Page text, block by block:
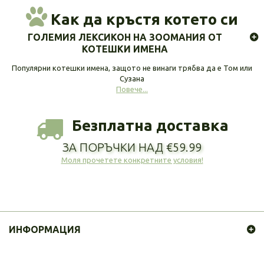
Как да кръстя котето си
ГОЛЕМИЯ ЛЕКСИКОН НА ЗООМАНИЯ ОТ
КОТЕШКИ ИМЕНА
Популярни котешки имена, защото не винаги трябва да е Том или
Сузана
Повече...
Безплатна доставка
ЗА ПОРЪЧКИ НАД €59.99
Моля прочетете конкретните условия!
ИНФОРМАЦИЯ